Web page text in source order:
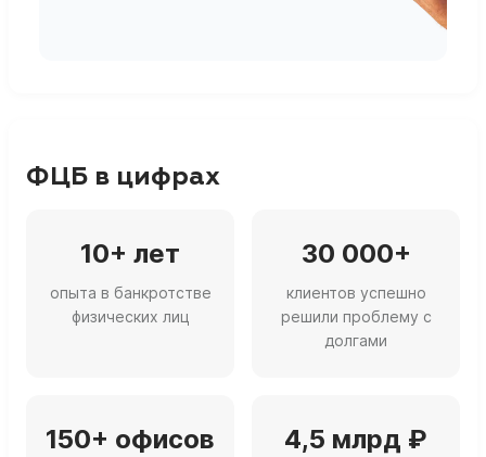
ФЦБ в цифрах
10+ лет
опыта в банкротстве
физических лиц
30 000+
клиентов успешно
решили проблему с
долгами
150+ офисов 4,5 млрд ₽